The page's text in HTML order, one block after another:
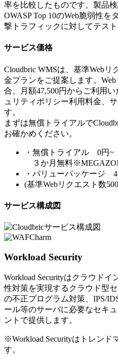
率を比較したものです。製品検
OWASP Top 10のWeb脆弱性
撃トラフィックに対してテスト
サービス価格
Cloudbric WMSは、基準Web
金プランをご提案します。
合、月額47,500円からご利用
ュリティポリシー利用料金、
す。
まずは無償トライアルで
お確かめください。
・無償トライアル 0円~
３か月無料
・バリューパッケージ
(基準Webリクエスト数
サービス構成図
Workload Security
Workload Securityはクラウド
性対策を実現するクラウド型
の不正プログラム対策、IPS/
ール等のサーバに必要なセキ
ントで提供します。
※Workload Securityはトレンド
す。